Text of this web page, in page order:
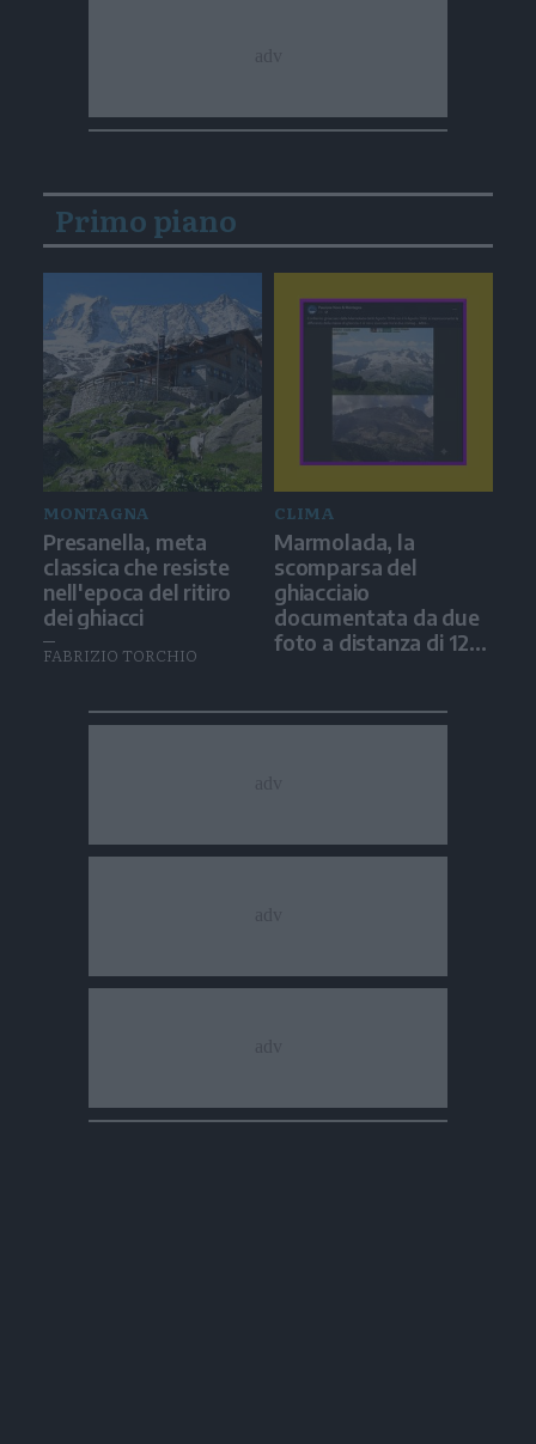
Primo piano
MONTAGNA
Presanella, meta
classica che resiste
nell'epoca del ritiro
dei ghiacci
FABRIZIO TORCHIO
CLIMA
Marmolada, la
scomparsa del
ghiacciaio
documentata da due
foto a distanza di 12